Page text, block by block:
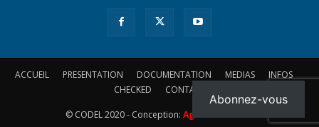
ACCUEIL PRESENTATION DOCUMENTATION MEDIAS
INFOS
CHECKED
CONTACT
© CODEL 2020 - Conception: AgenceUBICOM
Abonnez-vous